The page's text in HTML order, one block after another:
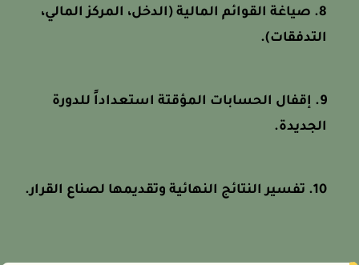
صياغة القوائم المالية (الدخل، المركز المالي،
التدفقات).
إقفال الحسابات المؤقتة استعداداً للدورة
الجديدة.
تفسير النتائج النهائية وتقديمها لصناع القرار.